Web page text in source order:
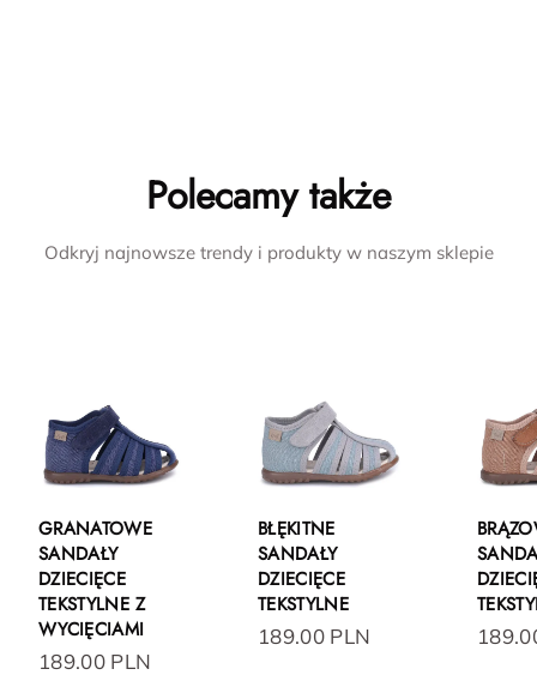
Polecamy także
Odkryj najnowsze trendy i produkty w naszym sklepie
GRANATOWE
SANDAŁY
DZIECIĘCE
TEKSTYLNE Z
WYCIĘCIAMI
189.00 PLN
BŁĘKITNE
SANDAŁY
DZIECIĘCE
TEKSTYLNE
189.00 PLN